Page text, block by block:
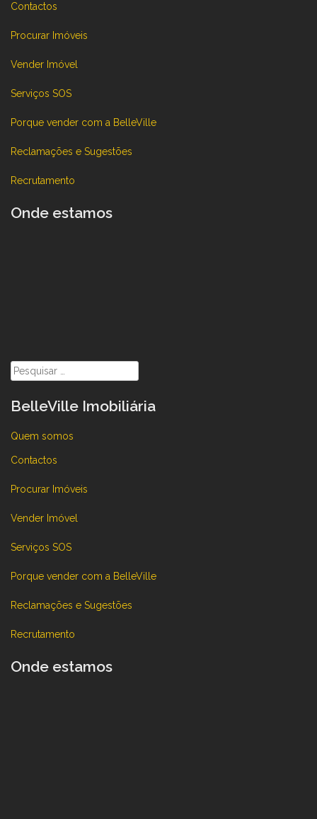
Contactos
Procurar Imóveis
Vender Imóvel
Serviços SOS
Porque vender com a BelleVille
Reclamações e Sugestões
Recrutamento
Onde estamos
Pesquisar
por:
BelleVille Imobiliária
Quem somos
Contactos
Procurar Imóveis
Vender Imóvel
Serviços SOS
Porque vender com a BelleVille
Reclamações e Sugestões
Recrutamento
Onde estamos